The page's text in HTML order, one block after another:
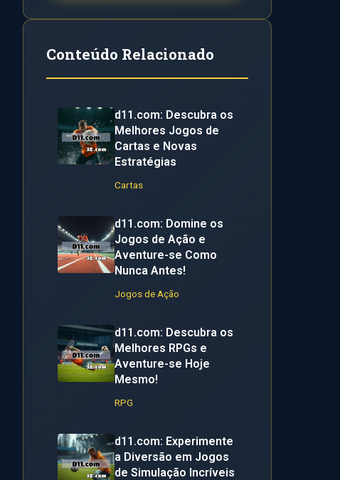
Conteúdo Relacionado
d11.com: Descubra os
Melhores Jogos de
Cartas e Novas
Estratégias
Cartas
d11.com: Domine os
Jogos de Ação e
Aventure-se Como
Nunca Antes!
Jogos de Ação
d11.com: Descubra os
Melhores RPGs e
Aventure-se Hoje
Mesmo!
RPG
d11.com: Experimente
a Diversão em Jogos
de Simulação Incríveis